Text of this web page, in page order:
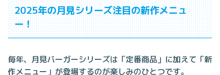
2025年の月見シリーズ注目の新作メニュ
ー！
毎年、月見バーガーシリーズは「定番商品」に加えて「新
作メニュー」が登場するのが楽しみのひとつです。